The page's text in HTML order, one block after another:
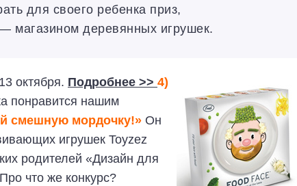
для своего ребенка приз,
магазином деревянных игрушек.
октября. Подробнее >> 4)
понравится нашим
смешную мордочку!» Он
игрушек Toyzez
родителей «Дизайн для
что же конкурс?